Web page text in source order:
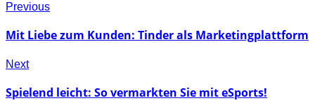
Previous
Mit Liebe zum Kunden: Tinder als Marketingplattform
Next
Spielend leicht: So vermarkten Sie mit eSports!